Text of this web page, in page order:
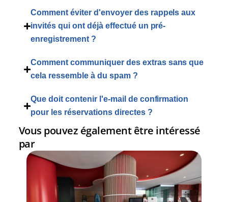
Comment éviter d'envoyer des rappels aux
invités qui ont déjà effectué un pré-
enregistrement ?
Comment communiquer des extras sans que
cela ressemble à du spam ?
Que doit contenir l'e-mail de confirmation
pour les réservations directes ?
Vous pouvez également être intéressé
par